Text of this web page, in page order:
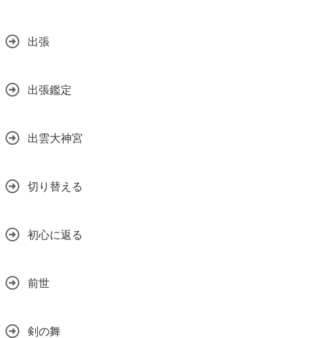
出張
出張鑑定
出雲大神宮
切り替える
初心に返る
前世
剣の舞